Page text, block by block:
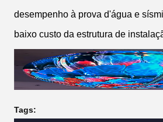
desempenho à prova d'água e
baixo custo da estrutura de
Tags: